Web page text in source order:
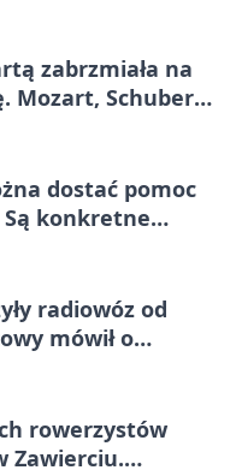
zabrzmiała na
Mozart, Schubert i
dostać pomoc
konkretne
radiowóz od
mówił o
rowerzystów
Zawierciu.